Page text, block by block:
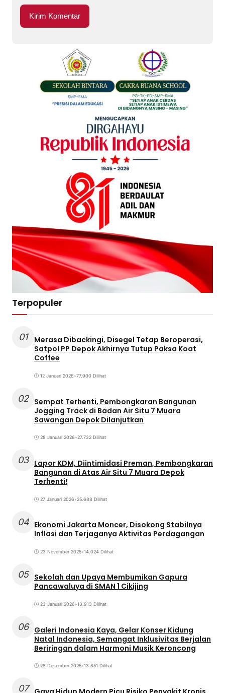
Terpopuler
01
Merasa Dibackingi, Disegel Tetap Beroperasi,
Satpol PP Depok Akhirnya Tutup Paksa Koat
Coffee
12 Januari 2026•77.900 Dilihat
02 Sempat Terhenti, Pembongkaran Bangunan
Jogging Track di Badan Air Situ 7 Muara
Sawangan Depok Dilanjutkan
28 Januari 2026•27.732 Dilihat
03 Lapor KDM, Diintimidasi Preman, Pembongkaran
Bangunan di Atas Air Situ 7 Muara Depok
Terhenti!
27 Januari 2026•25.688 Dilihat
04 Ekonomi Jakarta Moncer, Disokong Stabilnya
Inflasi dan Terjaganya Aktivitas Perdagangan
23 November 2025•14.024 Dilihat
05 Sekolah dan Upaya Membumikan Gapura
Pancawaluya di SMAN 1 Cikijing
23 Januari 2026•13.913 Dilihat
06 Galeri Indonesia Kaya, Gelar Konser Kidung
Natal Indonesia, Semangat Inklusivitas Berjalan
Beriringan dalam Harmoni Musik Keroncong
28 Desember 2025•13.851 Dilihat
07